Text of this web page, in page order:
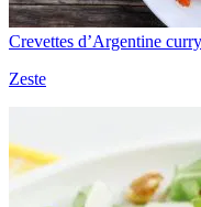
Crevettes d’Argentine
Zeste